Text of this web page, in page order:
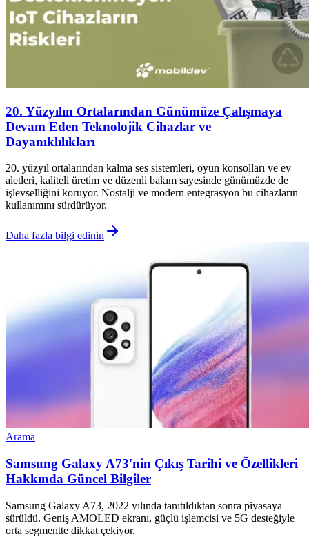
20. Yüzyılın Ortalarından Günümüze Çalışmaya
Devam Eden Teknolojik Cihazlar ve
Dayanıklılıkları
20. yüzyıl ortalarından kalma ses sistemleri, oyun konsolları ve ev
aletleri, kaliteli üretim ve düzenli bakım sayesinde günümüzde de
işlevselliğini koruyor. Nostalji ve modern entegrasyon bu cihazların
kullanımını sürdürüyor.
Daha fazla bilgi edinin
Arama
Samsung Galaxy A73'nin Çıkış Tarihi ve Özellikleri
Hakkında Güncel Bilgiler
Samsung Galaxy A73, 2022 yılında tanıtıldıktan sonra piyasaya
sürüldü. Geniş AMOLED ekranı, güçlü işlemcisi ve 5G desteğiyle
orta segmentte dikkat çekiyor.